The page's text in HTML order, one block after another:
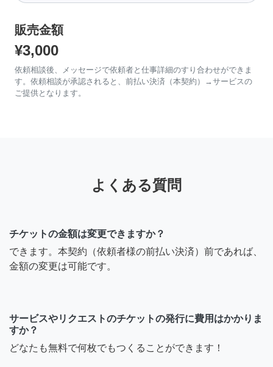
販売金額
¥3,000
依頼相談後、メッセージで依頼者と仕事詳細のすり合わせができま
す。依頼相談が承認されると、前払い決済（本契約）→サービスの
ご提供となります。
よくある質問
チケットの金額は変更できますか？
できます。本契約（依頼者様の前払い決済）前であれば、
金額の変更は可能です。
サービスやリクエストのチケットの発行に費用はかかりま
すか？
どなたも無料で何枚でもつくることができます！